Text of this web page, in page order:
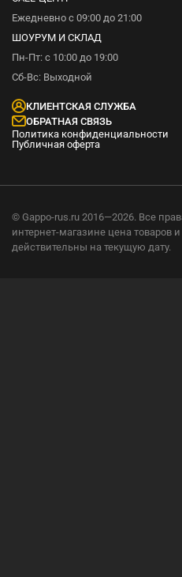
Ежедневно с 09:00 до 21:00
ШОУРУМ И СКЛАД
Пн-Пт: с 10:00 до 19:00
Сб-Вс: Выходной
КЛИЕНТСКАЯ СЛУЖБА
ОБРАТНАЯ СВЯЗЬ
Политика конфиденциальности
Публичная оферта
© Gappo-rus.ru 2016—2026. Все
интернет-магазине цена товаров
действительны на текущую дату.